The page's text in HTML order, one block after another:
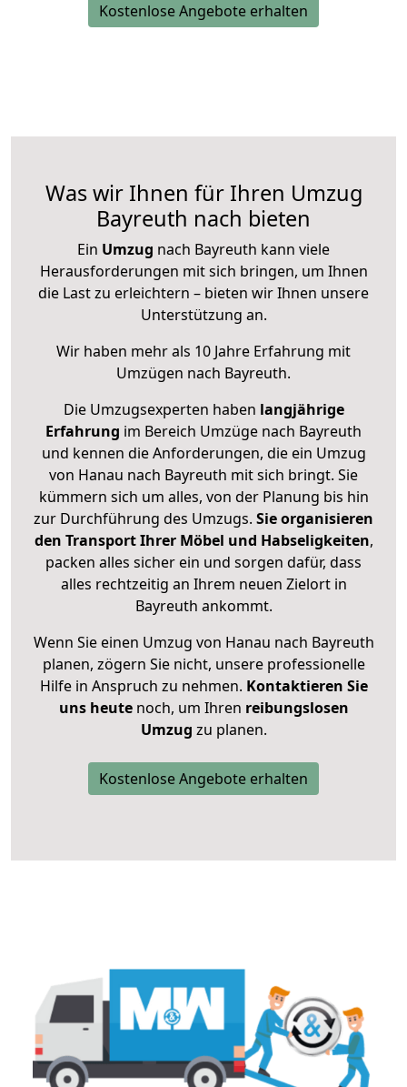
Kostenlose Angebote erhalten
Was wir Ihnen für Ihren Umzug
Bayreuth nach bieten
Ein Umzug nach Bayreuth kann viele
Herausforderungen mit sich bringen, um Ihnen
die Last zu erleichtern – bieten wir Ihnen unsere
Unterstützung an.
Wir haben mehr als 10 Jahre Erfahrung mit
Umzügen nach Bayreuth.
Die Umzugsexperten haben langjährige
Erfahrung im Bereich Umzüge nach Bayreuth
und kennen die Anforderungen, die ein Umzug
von Hanau nach Bayreuth mit sich bringt. Sie
kümmern sich um alles, von der Planung bis hin
zur Durchführung des Umzugs. Sie organisieren
den Transport Ihrer Möbel und Habseligkeiten,
packen alles sicher ein und sorgen dafür, dass
alles rechtzeitig an Ihrem neuen Zielort in
Bayreuth ankommt.
Wenn Sie einen Umzug von Hanau nach Bayreuth
planen, zögern Sie nicht, unsere professionelle
Hilfe in Anspruch zu nehmen. Kontaktieren Sie
uns heutenoch, um Ihren reibungslosen
Umzug zu planen.
Kostenlose Angebote erhalten